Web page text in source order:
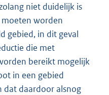
niet duidelijk is
worden
gebied, in dit geval
die met
bereikt mogelijk
in een gebied
dat daardoor alsnog